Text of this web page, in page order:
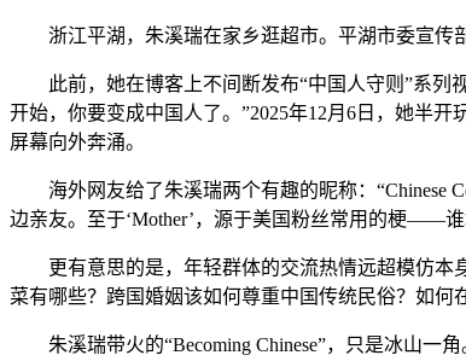
浙江平湖，朱溪瑞在家乡逛超市。平湖市委宣传
此前，她在博客上不间断发布“中国人守则”系列
开始，你要变成中国人了。”2025年12月6日，她半
屏幕向外奔涌。
海外网友给了朱溪瑞两个有趣的昵称：“Chinese
边亲友。至于‘Mother’，源于美国粉丝常用的梗——
更有意思的是，年轻群体的交流热情远超模仿本身
菜有哪些？跨国婚姻该如何尊重中国传统民俗？如何
朱溪瑞带火的“Becoming Chinese”，只是冰山一角